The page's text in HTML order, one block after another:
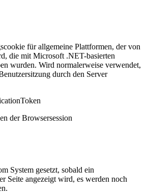
für allgemeine Plattformen, der von
die mit Microsoft .NET-basierten
wurden. Wird normalerweise verwendet,
durch den Server
der Browsersession
System gesetzt, sobald ein
Seite angezeigt wird, es werden noch